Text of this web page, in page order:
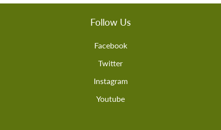
Follow Us
Facebook
Twitter
Instagram
Youtube